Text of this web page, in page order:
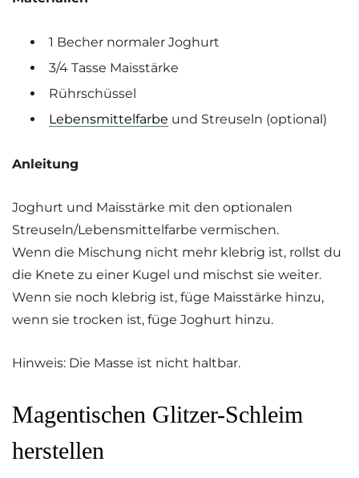
1 Becher normaler Joghurt
3/4 Tasse Maisstärke
Rührschüssel
Lebensmittelfarbe und Streuseln (optional)
Anleitung
Joghurt und Maisstärke mit den optionalen
Streuseln/Lebensmittelfarbe vermischen.
Wenn die Mischung nicht mehr klebrig ist, rollst du
die Knete zu einer Kugel und mischst sie weiter.
Wenn sie noch klebrig ist, füge Maisstärke hinzu,
wenn sie trocken ist, füge Joghurt hinzu.
Hinweis: Die Masse ist nicht haltbar.
Magentischen Glitzer-Schleim
herstellen